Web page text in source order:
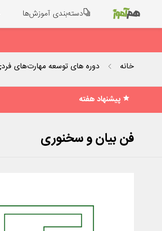
دسته‌بندی آموزش‌ها
خانه دوره های توسعه مهارت‌های
پیشنهاد هفته
فن بیان و سخنوری